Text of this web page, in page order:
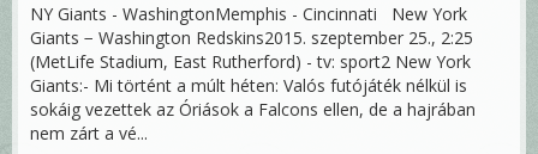
NY Giants - WashingtonMemphis - Cincinnati New York
Giants − Washington Redskins2015. szeptember 25., 2:25
(MetLife Stadium, East Rutherford) - tv: sport2 New York
Giants:- Mi történt a múlt héten: Valós futójáték nélkül is
sokáig vezettek az Óriások a Falcons ellen, de a hajrában
nem zárt a vé...